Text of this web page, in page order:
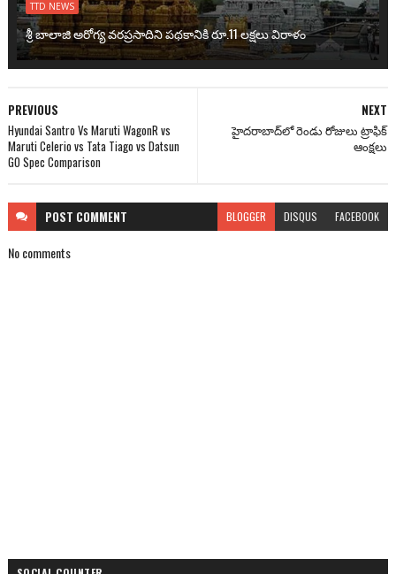
TTD NEWS
శ్రీ బాలాజి అరోగ్య వ‌ర‌ప్ర‌సాదిని ప‌థ‌కానికి రూ.11 ల‌క్ష‌లు విరాళం
NEXT
హైదరాబాద్‌లో రెండు రోజులు ట్రాఫిక్‌
ఆంక్షలు
PREVIOUS
Hyundai Santro Vs Maruti WagonR vs
Maruti Celerio vs Tata Tiago vs Datsun
GO Spec Comparison
POST COMMENT BLOGGER DISQUS FACEBOOK
No comments